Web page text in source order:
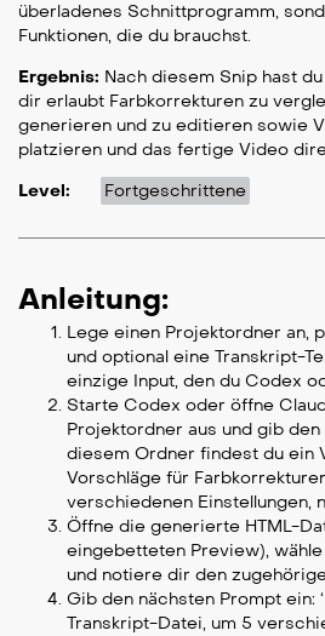
überladenes Schnittprogramm,
Funktionen, die du brauchst.
Ergebnis: Nach diesem Snip hast
dir erlaubt Farbkorrekturen zu
generieren und zu editieren sowie
platzieren und das fertige Video
Level:
Fortgeschrittene
Anleitung:
Lege einen Projektordner an,
und optional eine Transkript-
einzige Input, den du Codex
Starte Codex oder öffne
Projektordner aus und gib den
diesem Ordner findest du ein
Vorschläge für
verschiedenen Einstellungen,
Öffne die generierte HTML-
eingebetteten Preview),
und notiere dir den
Gib den nächsten Prompt ein:
Transkript-Datei, um 5